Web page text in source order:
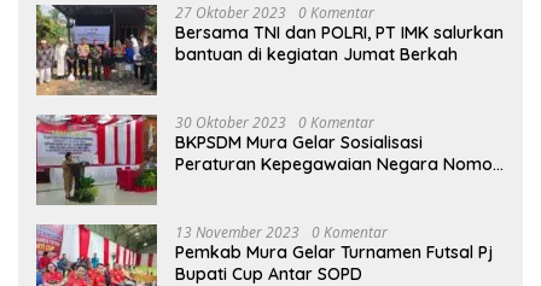
27 Oktober 2023 0 Komentar
Bersama TNI dan POLRI, PT IMK salurkan
bantuan di kegiatan Jumat Berkah
30 Oktober 2023 0 Komentar
BKPSDM Mura Gelar Sosialisasi
Peraturan Kepegawaian Negara Nomor
13 November 2023 0 Komentar
Pemkab Mura Gelar Turnamen Futsal Pj
Bupati Cup Antar SOPD